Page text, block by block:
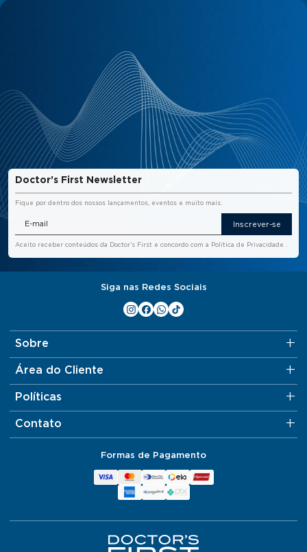
Doctor’s First Newsletter
Fique por dentro dos nossos lançamentos, eventos e muito mais.
Inscrever-se
Aceito receber conteúdos da Doctor’s First e concordo com a Política de Privacidade .
Siga nas Redes Sociais
Sobre
Área do Cliente
Políticas
Contato
Formas de Pagamento